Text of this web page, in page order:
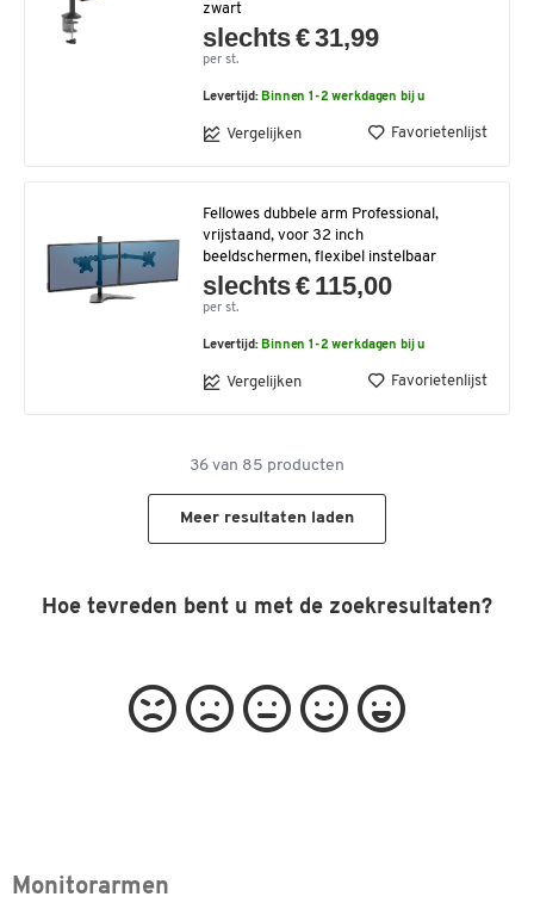
zwart
slechts € 31,99
per st.
Levertijd: Binnen 1-2 werkdagen bij u
Vergelijken Favorietenlijst
Fellowes dubbele arm Professional,
vrijstaand, voor 32 inch
beeldschermen, flexibel instelbaar
slechts € 115,00
per st.
Levertijd: Binnen 1-2 werkdagen bij u
Vergelijken Favorietenlijst
36 van 85 producten
Meer resultaten laden
Hoe tevreden bent u met de zoekresultaten?
Monitorarmen